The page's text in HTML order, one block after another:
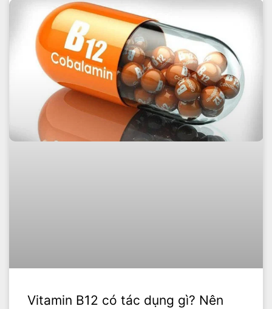
Vitamin B12 có tác dụng gì? Nên